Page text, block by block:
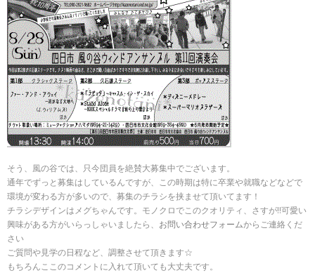
そう、風の谷では、只今団員を絶賛大募集中でございます。
通年でずっと募集はしているんですが、この時期は特に卒業や就職などなどで
環境が変わる方が多いので、募集のチラシを挟ませて頂いてます！
チラシデザインはメグちゃんです。モノクロでこのクオリティ、さすが!!可愛い
興味がある方がいらっしゃいましたら、 お問い合わせフォームからご連絡くだ
さい
ご質問や見学の日程など、調整させて頂きます☆
もちろんここのコメントに入れて頂いても大丈夫です。